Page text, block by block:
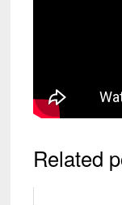
Related